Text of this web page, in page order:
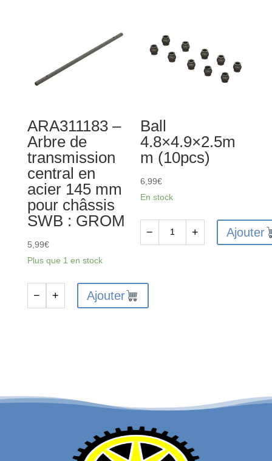
suspension
GROM
CVD
ARA311183 –
Arbre de
transmission
central en
acier 145 mm
pour châssis
SWB : GROM
5,99€
Plus que 1 en stock
transmission
− + Ajouter
Ball
4.8×4.9×2.5m
m (10pcs)
6,99€
En stock
4.8x4.9x2.5mm
− + Ajouter